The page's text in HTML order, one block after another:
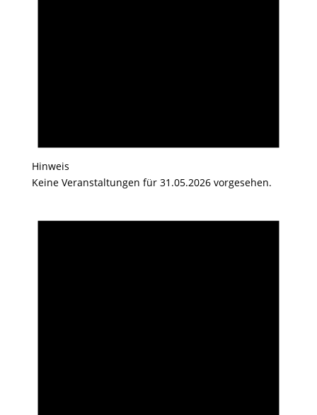
Hinweis
Keine Veranstaltungen für 31.05.2026 vorgesehen.